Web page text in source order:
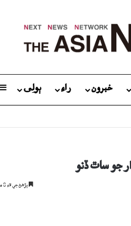
خبرون راءِ ٻولِی
پڙھڻ جي لاءِ 8 منٽ